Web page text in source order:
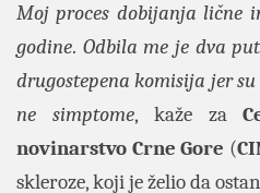
Moj proces dobijanja lične
godine. Odbila me je dva
drugostepena komisija jer
ne simptome, kaže za
novinarstvo Crne Gore (
skleroze, koji je želio da